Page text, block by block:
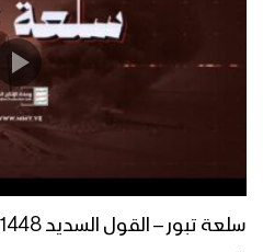
سلعة تبور – القول السديد 1448هـ